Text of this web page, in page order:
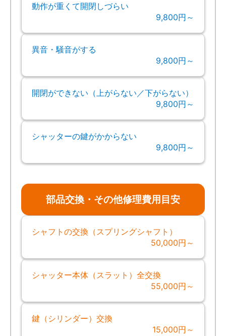
動作が重くて開閉しづらい
9,800円～
異音・騒音がする
9,800円～
開閉ができない（上がらない／下がらない）
9,800円～
シャッターの鍵がかからない
9,800円～
部品交換・その他修理費用目安
シャフトの交換（スプリングシャフト）
50,000円～
シャッター本体（スラット）全交換
55,000円～
鍵（シリンダー）交換
15,000円～